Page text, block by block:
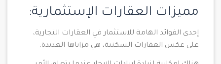
مميزات العقارات الإستثمارية:
إحدى الفوائد الهامة للاستثمار في العقارات التجارية،
على عكس العقارات السكنية، هي مزاياها العديدة.